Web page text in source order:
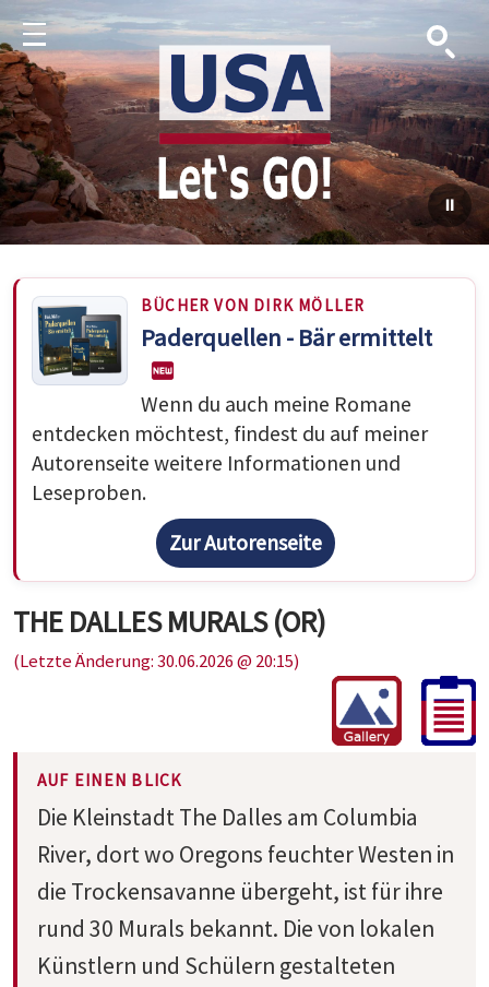
Menu Suche
BÜCHER VON DIRK MÖLLER
Paderquellen - Bär ermittelt
Wenn du auch meine Romane
entdecken möchtest, findest du auf meiner
Autorenseite weitere Informationen und
Leseproben.
Zur Autorenseite
THE DALLES MURALS (OR)
(Letzte Änderung: 30.06.2026 @ 20:15)
AUF EINEN BLICK
Die Kleinstadt The Dalles am Columbia
River, dort wo Oregons feuchter Westen in
die Trockensavanne übergeht, ist für ihre
rund 30 Murals bekannt. Die von lokalen
Künstlern und Schülern gestalteten